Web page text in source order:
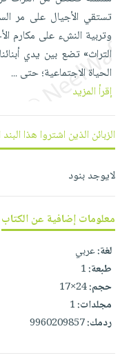
Apple
العناية
بالجسم
العناية
بالأسنان
الحمية
والتغذية
الطهي
أدوات
الخبز
أدوات
المائدة
الأوعية
والتخزين
أدوات
المطبخ
الهدايا
أقسام
الأكثر
مبيعاً
العودة
للمدارس
اكسسوارات
اكسسوارات
منزلية
اكسسوارات
مطرزات
حقائب
حلي
عناية
شحن
مجاني
مختارة
اشتراكات
الاشتراكات
صندوق
القراءة
بلا
حدود
متقدم
نيل
وفرات
عن
الشركة
الشركة
حسابك
لائحة
الأمنيات
تستقي الأجيال على مر
وتربية النشء على مكارم
التراث» تضع بين يدي
الحياة الاجتماعية؛ حتى...
إقرأ المزيد
الزبائن الذين اشتروا هذا
لايوجد بنود
معلومات إضافية عن الكتاب
لغة:عربي
طبعة:1
حجم:24×17
مجلدات:1
ردمك:9960209857